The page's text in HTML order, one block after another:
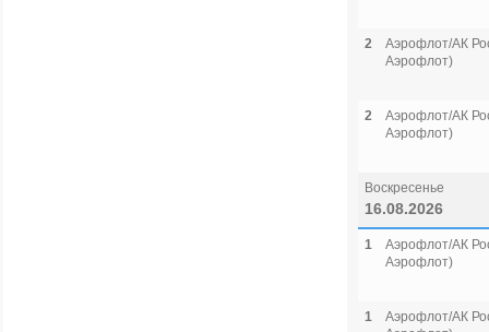
2
Аэрофлот/АК
Аэрофлот)
2
Аэрофлот/АК
Аэрофлот)
Воскресенье
16.08.2026
1
Аэрофлот/АК
Аэрофлот)
1
Аэрофлот/АК